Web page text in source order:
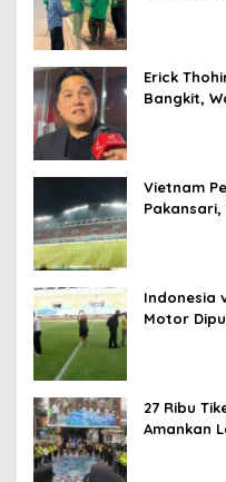
Erick
Bangkit,
Vietnam
Indonesia
Motor
27 Ribu
Amankan